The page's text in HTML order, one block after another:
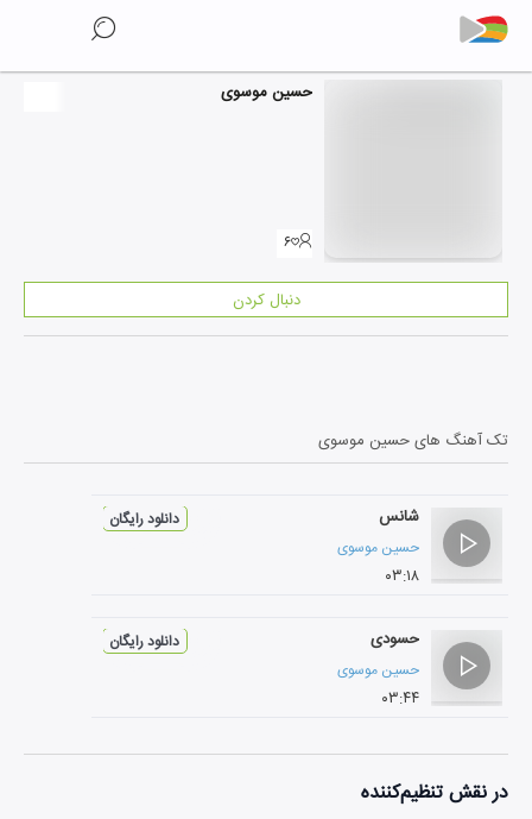
حسین موسوی
۶
دنبال کردن
تک آهنگ هایحسین موسوی
شانس
حسین موسوی
۰۳:۱۸
دانلود رایگان
حسودی
حسین موسوی
۰۳:۴۴
دانلود رایگان
در نقشتنظیم‌کننده